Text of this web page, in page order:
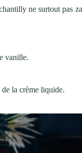
ne surtout pas
vanille.
la crème liquide.